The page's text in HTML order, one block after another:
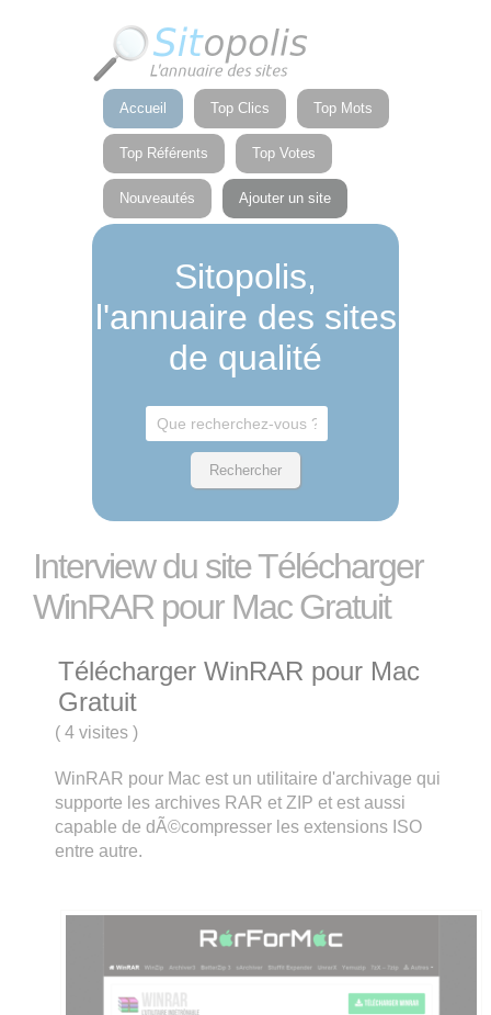
Accueil Top Clics Top Mots
Top Référents Top Votes
Nouveautés Ajouter un site
Sitopolis,
l'annuaire des sites
de qualité
Interview du site Télécharger
WinRAR pour Mac Gratuit
Télécharger WinRAR pour Mac
Gratuit
( 4 visites)
WinRAR pour Mac est un utilitaire d'archivage qui
supporte les archives RAR et ZIP et est aussi
capable de dÃ©compresser les extensions ISO
entre autre.